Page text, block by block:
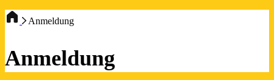
Anmeldung
Anmeldung